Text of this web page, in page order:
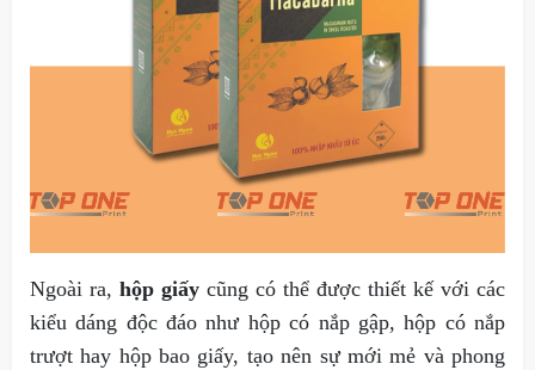
Ngoài ra, hộp giấy cũng có thể được thiết kế với các
kiểu dáng độc đáo như hộp có nắp gập, hộp có nắp
trượt hay hộp bao giấy, tạo nên sự mới mẻ và phong